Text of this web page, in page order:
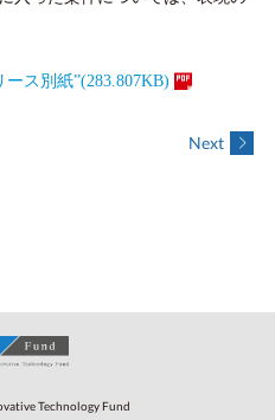
ース別紙”(283.807KB)
Next
Technology Fund